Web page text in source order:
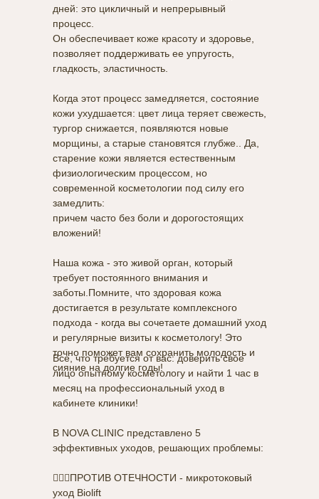
Все, что требуется от вас: доверить свое
лицо опытному косметологу и найти 1 час в
месяц на профессиональный уход в
кабинете клиники!
В NOVA CLINIC представлено 5
эффективных уходов, решающих проблемы:
🧖🏼‍♀️ПРОТИВ ОТЕЧНОСТИ - микротоковый
уход Biolift
дней: это цикличный и непрерывный
процесс.
Он обеспечивает коже красоту и здоровье,
позволяет поддерживать ее упругость,
гладкость, эластичность.
Когда этот процесс замедляется, состояние
кожи ухудшается: цвет лица теряет свежесть,
тургор снижается, появляются новые
морщины, а старые становятся глубже.. Да,
старение кожи является естественным
физиологическим процессом, но
современной косметологии под силу его
замедлить:
причем часто без боли и дорогостоящих
вложений!
Наша кожа - это живой орган, который
требует постоянного внимания и
заботы.Помните, что здоровая кожа
достигается в результате комплексного
подхода - когда вы сочетаете домашний уход
и регулярные визиты к косметологу! Это
точно поможет вам сохранить молодость и
сияние на долгие годы!
ДО И ПОСЛЕ
ПРОЦЕДУРЫ
Курс микротокового ухода BIOLIFT Курс